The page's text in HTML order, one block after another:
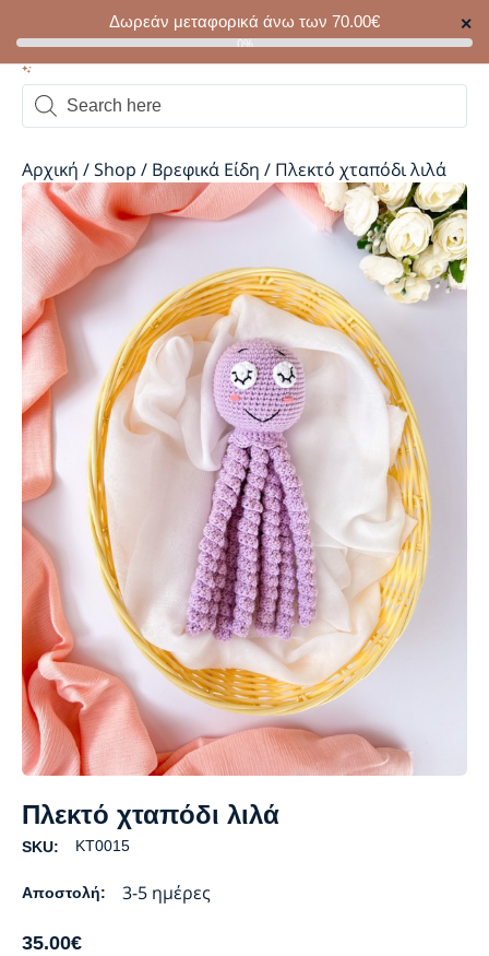
Δωρεάν μεταφορικά άνω των 70.00€ ✕
0%
Αρχική /Shop / Βρεφικά Είδη / Πλεκτό χταπόδι λιλά
Πλεκτό χταπόδι λιλά
SKU: KT0015
Αποστολή: 3-5 ημέρες
35.00€